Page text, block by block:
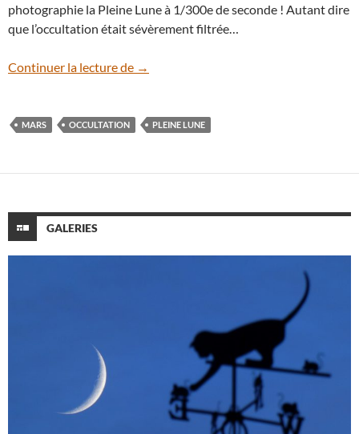
photographie la Pleine Lune à 1/300e de seconde ! Autant dire
que l’occultation était sévèrement filtrée…
Continuer la lecture de En images : l’occultation de la planète
→
MARS OCCULTATION PLEINE LUNE
GALERIES